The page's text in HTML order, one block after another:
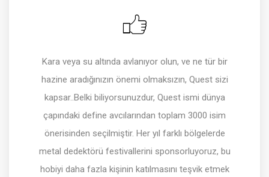
Kara veya su altında avlanıyor olun, ve ne tür bir
hazine aradığınızın önemi olmaksızın, Quest sizi
kapsar..Belki biliyorsunuzdur, Quest ismi dünya
çapındaki define avcılarından toplam 3000 isim
önerisinden seçilmiştir. Her yıl farklı bölgelerde
metal dedektörü festivallerini sponsorluyoruz, bu
hobiyi daha fazla kişinin katılmasını teşvik etmek